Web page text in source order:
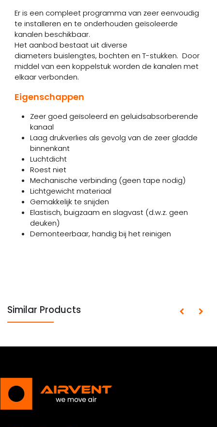
Er is een compleet programma van zeer eenvoudig
te installeren en te onderhouden geïsoleerde
kanalen beschikbaar.
Het aanbod bestaat uit diverse
diameters buislengtes, bochten en T-stukken. Door
middel van een koppelstuk worden de kanalen met
elkaar verbonden.
Eigenschappen
Zeer goed geïsoleerd en geluidsabsorberende
kanaal
Laag drukverlies als gevolg van de zeer gladde
binnenkant
Luchtdicht
Roest niet
Mechanische verbinding (geen tape nodig)
Lichtgewicht materiaal
Gemakkelijk te snijden
Elastisch, buigzaam en slagvast (d.w.z. geen
deuken)
Demonteerbaar, handig bij het reinigen
Similar Products